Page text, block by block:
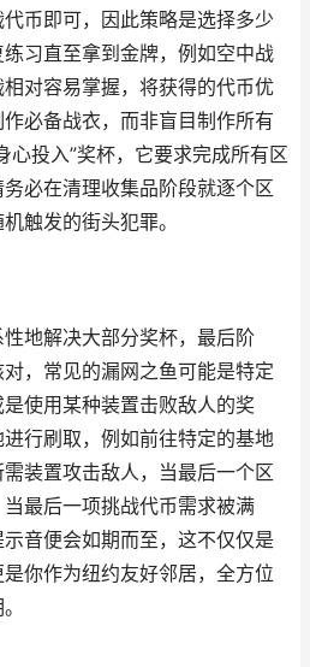
币即可，因此策略是选择多少
习直至拿到金牌，例如空中战
对容易掌握，将获得的代币优
必备战衣，而非盲目制作所有
心投入”奖杯，它要求完成所有区
必在清理收集品阶段就逐个区
触发的街头犯罪。
地解决大部分奖杯，最后阶
，常见的漏网之鱼可能是特定
使用某种装置击败敌人的奖
行刷取，例如前往特定的基地
装置攻击敌人，当最后一个区
最后一项挑战代币需求被满
音便会如期而至，这不仅仅是
你作为纽约友好邻居，全方位